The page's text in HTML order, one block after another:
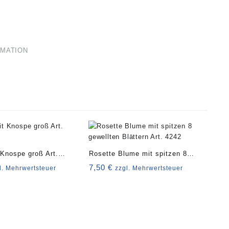
groß Art.
Mehrwertsteuer
Rosette Blume mit spitzen 8
gewellten Blättern Art. 4242
7,50€ zzgl. Mehrwertsteuer